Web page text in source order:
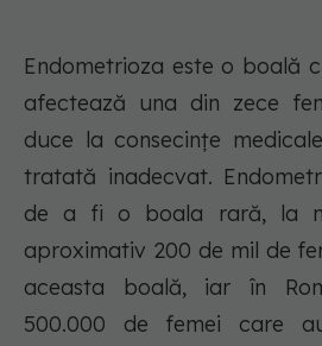
Endometrioza este o boală
afectează una din zece
duce la consecințe
tratată inadecvat.
de a fi o boala rară, la
aproximativ 200 de mil de
aceasta boală, iar în
500.000 de femei care